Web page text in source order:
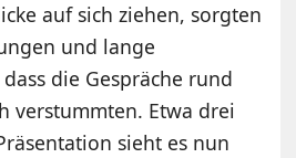
auf sich ziehen, sorgten
und lange
die Gespräche rund
verstummten. Etwa drei
sieht es nun